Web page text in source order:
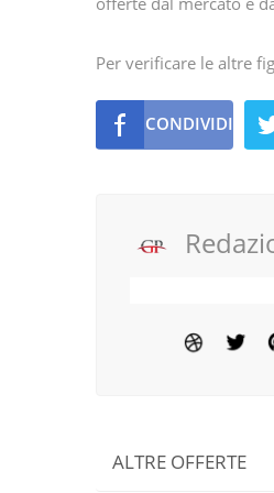
Per verificare le altre
CONDIVIDI
ALTRE OFFERTE